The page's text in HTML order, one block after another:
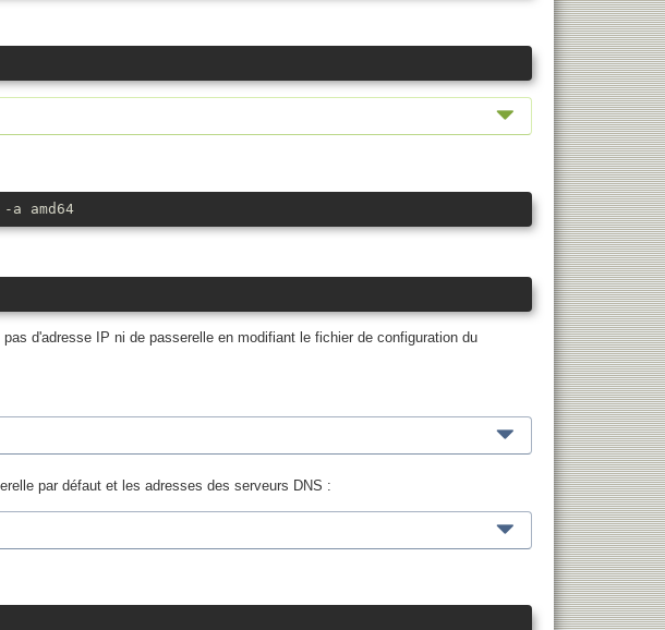
amd64
d'adresse IP ni de passerelle en modifiant le fichier de configuration du
par défaut et les adresses des serveurs DNS :